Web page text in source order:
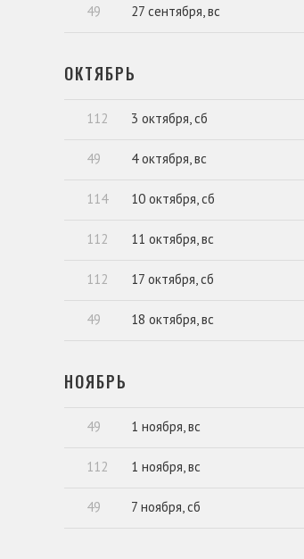
49 27 сентября, вс
ОКТЯБРЬ
112 3 октября, сб
49 4 октября, вс
114 10 октября, сб
112 11 октября, вс
112 17 октября, сб
49 18 октября, вс
НОЯБРЬ
49 1 ноября, вс
112 1 ноября, вс
49 7 ноября, сб